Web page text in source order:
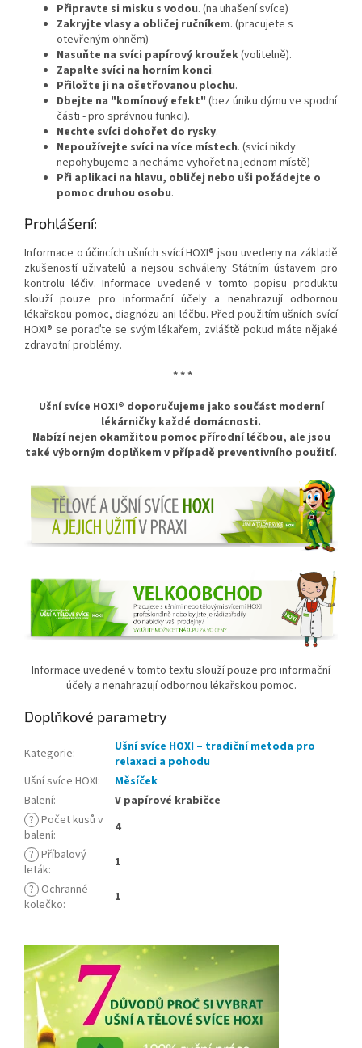
Připravte si misku s vodou. (na uhašení svíce)
Zakryjte vlasy a obličej ručníkem. (pracujete s
otevřeným ohněm)
Nasuňte na svíci papírový kroužek(volitelně).
Zapalte svíci na horním konci.
Přiložte ji na ošetřovanou plochu.
Dbejte na "komínový efekt" (bez úniku dýmu ve spodní
části - pro správnou funkci).
Nechte svíci dohořet do rysky.
Nepoužívejte svíci na více místech. (svící nikdy
nepohybujeme a necháme vyhořet na jednom místě)
Při aplikaci na hlavu, obličej nebo uši požádejte o
pomoc druhou osobu.
Prohlášení:
Informace o účincích ušních svící HOXI® jsou uvedeny na základě
zkušeností uživatelů a nejsou schváleny Státním ústavem pro
kontrolu léčiv. Informace uvedené v tomto popisu produktu
slouží pouze pro informační účely a nenahrazují odbornou
lékařskou pomoc, diagnózu ani léčbu. Před použitím ušních svící
HOXI® se poraďte se svým lékařem, zvláště pokud máte nějaké
zdravotní problémy.
* * *
Ušní svíce HOXI® doporučujemejako součást moderní
lékárničky každé domácnosti.
Nabízí nejen okamžitou pomoc přírodní léčbou, ale jsou
také výborným doplňkem v případě preventivního použití.
Informace uvedené v tomto textu slouží pouze pro informační
účely a nenahrazují odbornou lékařskou pomoc.
Doplňkové parametry
Kategorie:
Ušní svíce HOXI – tradiční metoda pro
relaxaci a pohodu
Ušní svíce HOXI:
Měsíček
Balení:
V papírové krabičce
? Počet kusů v
balení:
4
? Příbalový
leták:
1
? Ochranné
kolečko: 1